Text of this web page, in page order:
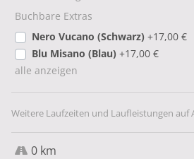
Buchbare Extras
Nero Vucano (Schwarz) +17,00 €
Blu Misano (Blau) +17,00 €
alle anzeigen
Weitere Laufzeiten und Laufleistungen auf
0 km